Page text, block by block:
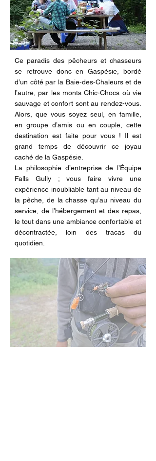
Ce paradis des pêcheurs et chasseurs
se retrouve donc en Gaspésie, bordé
d’un côté par la Baie-des-Chaleurs et de
l’autre, par les monts Chic-Chocs où vie
sauvage et confort sont au rendez-vous.
Alors, que vous soyez seul, en famille,
en groupe d’amis ou en couple, cette
destination est faite pour vous ! Il est
grand temps de découvrir ce joyau
caché de la Gaspésie.
La philosophie d’entreprise de l’Équipe
Falls Gully ; vous faire vivre une
expérience inoubliable tant au niveau de
la pêche, de la chasse qu’au niveau du
service, de l’hébergement et des repas,
le tout dans une ambiance confortable et
décontractée, loin des tracas du
quotidien.